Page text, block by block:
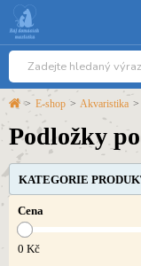
> E-shop > Akvaristika >
Podložky
KATEGORIE
Cena
0 Kč